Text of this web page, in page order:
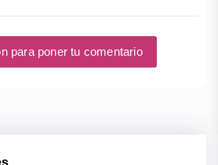
para poner tu comentario